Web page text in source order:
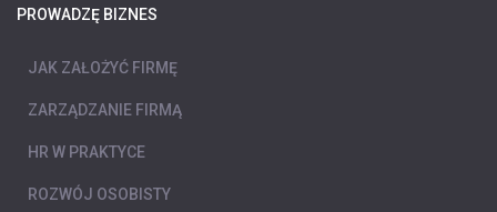
PROWADZĘ BIZNES
JAK ZAŁOŻYĆ FIRMĘ
ZARZĄDZANIE FIRMĄ
HR W PRAKTYCE
ROZWÓJ OSOBISTY